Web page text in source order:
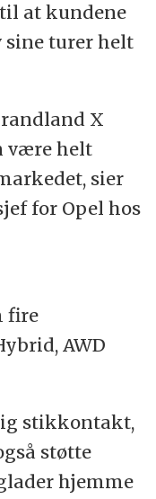
at kundene
sine turer helt
X
være helt
sier
for Opel hos
fire
AWD
stikkontakt,
støtte
hjemme